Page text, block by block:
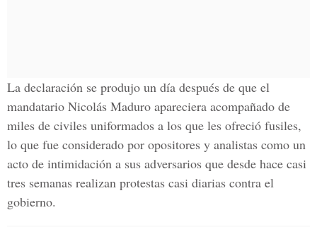
La declaración se produjo un día después de que el
mandatario Nicolás Maduro apareciera acompañado de
miles de civiles uniformados a los que les ofreció fusiles,
lo que fue considerado por opositores y analistas como un
acto de intimidación a sus adversarios que desde hace casi
tres semanas realizan protestas casi diarias contra el
gobierno.